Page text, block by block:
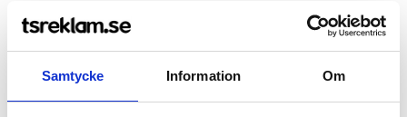
Samtycke Information Om
MyKit Safety Junior
fr. 189,00 kr exkl moms
Clutcha universalhållare för
telefon